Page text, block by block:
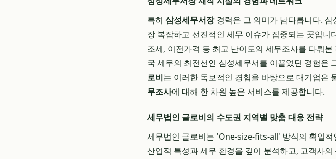
특히 삼성세무서장경력은 그 의미가 남다릅니다.
장 복잡하고 선진적인 세무 이슈가 집중되는 곳입
조세, 이전가격 등 최고 난이도의 세무조사를 다뤄
국 세무의 최전선인 삼성세무서를 이끌었던 경험은
로비는 이러한 독보적인 경험을 바탕으로 대기업은
무조사에 대해 한 차원 높은 서비스를 제공합니다.
세무법인 글로비의 수도권 지역별 맞춤 대응 전략
세무법인 글로비는 'One-size-fits-all' 방식의 획일
산업적 특성과 세무 환경을 깊이 분석하고, 고객사